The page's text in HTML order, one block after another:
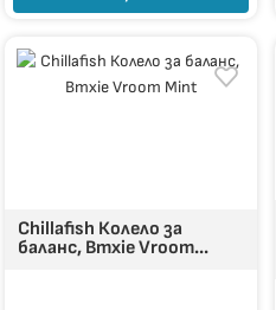
Chillafish Колело за
баланс, Bmxie Vroom...